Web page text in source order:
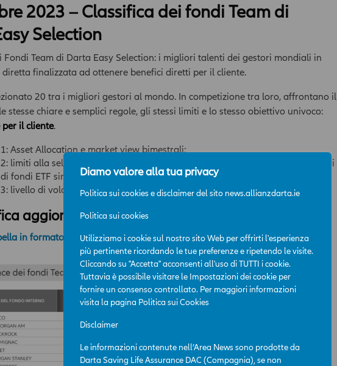
Diamo valore alla tua privacy
Politica sui cookies e disclaimer del sito news.allianzdarta.ie
Politica sui cookies
Utilizziamo i cookie sul nostro sito Web per offrirti l'esperienza
più pertinente ricordando le tue preferenze e ripetendo le visite.
Cliccando su "Accetta" acconsenti all'uso di TUTTI i cookie.
Tuttavia è possibile visitare le Impostazioni dei cookie per
fornire un consenso controllato. Per maggiori informazioni
visita la pagina Politica sui Cookies
Disclaimer
Le informazioni contenute nell’Area News sono prodotte da
Darta Saving Life Assurance DAC (Compagnia), se non
2023 – Classifica dei fondi Team di
Selection
Fondi Team di Darta Easy Selection: i migliori talenti dei gestori mondiali in
diretta finalizzata ad ottenere benefici diretti per il cliente.
20 tra i migliori gestori al mondo. In competizione tra loro, affrontano il
stesse chiare e semplici regole, gli stessi limiti e lo stesso obiettivo univoco:
il cliente.
Asset Allocation e market view bimestrali;
limiti alla selezione dei propri fondi. Minimo 3, massimo 15, con possibilità di
fondi ETF sino al massimo del 30%;
livello di volatilità massima consentita 10%.
aggiornata al 31 ottobre 2023
in formato PDF